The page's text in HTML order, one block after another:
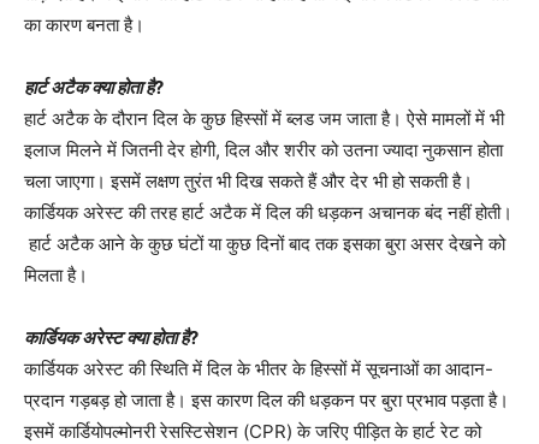
का कारण बनता है।
हार्ट अटैक क्या होता है?
हार्ट अटैक के दौरान दिल के कुछ हिस्सों में ब्लड जम जाता है। ऐसे मामलों में भी
इलाज मिलने में जितनी देर होगी, दिल और शरीर को उतना ज्यादा नुकसान होता
चला जाएगा। इसमें लक्षण तुरंत भी दिख सकते हैं और देर भी हो सकती है।
कार्डियक अरेस्ट की तरह हार्ट अटैक में दिल की धड़कन अचानक बंद नहीं होती।
हार्ट अटैक आने के कुछ घंटों या कुछ दिनों बाद तक इसका बुरा असर देखने को
मिलता है।
कार्डियक अरेस्ट क्या होता है?
कार्डियक अरेस्ट की स्थिति में दिल के भीतर के हिस्सों में सूचनाओं का आदान-
प्रदान गड़बड़ हो जाता है। इस कारण दिल की धड़कन पर बुरा प्रभाव पड़ता है।
इसमें कार्डियोपल्मोनरी रेसस्टिसेशन (CPR) के जरिए पीड़ित के हार्ट रेट को